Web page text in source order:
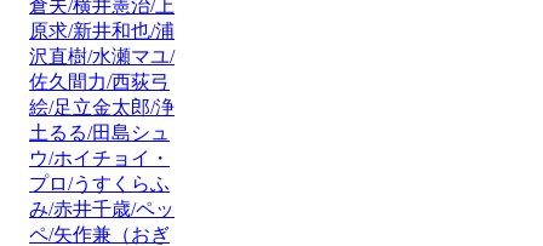
倉夫/横井憲治/上
原求/新井和也/浦
沢直樹/水瀬マユ/
佐久間力/西荻弓
絵/足立金太郎/浄
土るる/田島シュ
ウ/ホイチョイ・
プロ/うすくらふ
み/赤井千歳/ペッ
ペ/矢作兼（おぎ